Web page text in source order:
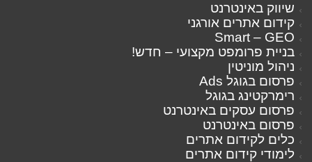
שיווק באינטרנט
קידום אתרים אורגני
Smart – GEO
בניית פרומפט מקצועי – חדש!
ניהול מוניטין
פרסום בגוגל Ads
רימרקטינג בגוגל
פרסום עסקים באינטרנט
פרסום באינטרנט
כלים לקידום אתרים
לימודי קידום אתרים